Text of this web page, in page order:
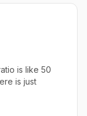
is like 50
is just